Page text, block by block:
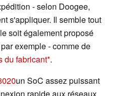
- selon Doogee,
s'appliquer. Il semble tout
soit également proposé
exemple - comme de
du fabricant .
un SoC assez puissant